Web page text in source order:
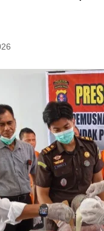
Murung Raya
Pisau
DPRD Lamandau
DPRD Murung
DPRD Pulang
DPRD Seruyan
DPRD Sukamara